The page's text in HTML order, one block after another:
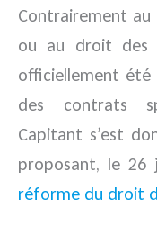
Contrairement
ou au droit des
officiellement
des contrats
Capitant s’est
proposant, le 26
réforme du droit